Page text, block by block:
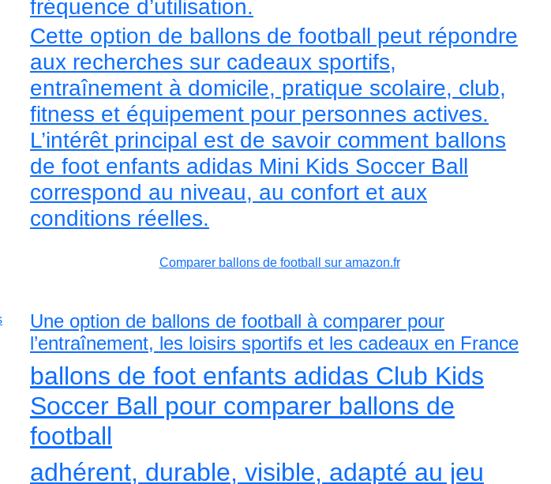
fréquence d’utilisation.
Cette option de ballons de football peut répondre
aux recherches sur cadeaux sportifs,
entraînement à domicile, pratique scolaire, club,
fitness et équipement pour personnes actives.
L’intérêt principal est de savoir comment ballons
de foot enfants adidas Mini Kids Soccer Ball
correspond au niveau, au confort et aux
conditions réelles.
Comparer ballons de football sur amazon.fr
Une option de ballons de football à comparer pour
l’entraînement, les loisirs sportifs et les cadeaux en France
ballons de foot enfants adidas Club Kids
Soccer Ball pour comparer ballons de
football
adhérent, durable, visible, adapté au jeu